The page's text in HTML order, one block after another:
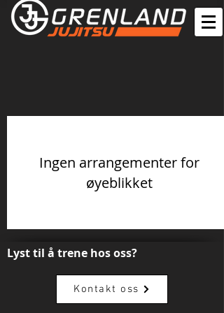
Ingen arrangementer for
øyeblikket
Lyst til å trene hos oss?
Kontakt oss